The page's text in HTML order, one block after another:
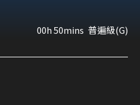
00h 50mins 普遍級(G)